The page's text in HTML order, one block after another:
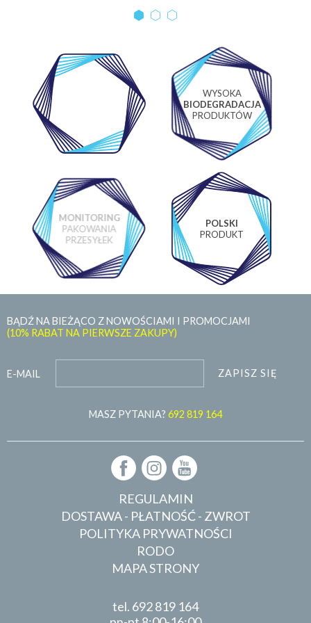
WYSOKA
BIODEGRADACJA
PRODUKTÓW
MONITORING
PAKOWANIA
PRZESYŁEK
POLSKI
PRODUKT
BĄDŹ NA BIEŻĄCO Z NOWOŚCIAMI I PROMOCJAMI
(10% RABAT NA PIERWSZE ZAKUPY)
E-MAIL ZAPISZ SIĘ
MASZ PYTANIA? 692 819 164
REGULAMIN
DOSTAWA - PŁATNOŚĆ - ZWROT
POLITYKA PRYWATNOŚCI
RODO
MAPA STRONY
tel. 692 819 164